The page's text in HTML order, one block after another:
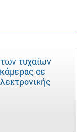
τυχαίων
σε